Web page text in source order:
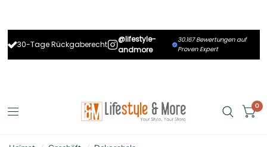
30-Tage Rückgaberecht
@lifestyle-
andmore
30.167 Bewertungen auf
Proven Expert
0